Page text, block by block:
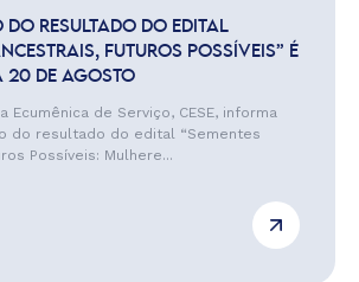
RESULTADO DO EDITAL
FUTUROS POSSÍVEIS” É
20 DE AGOSTO
Ecumênica de Serviço, CESE, informa
do resultado do edital “Sementes
Possíveis: Mulhere...